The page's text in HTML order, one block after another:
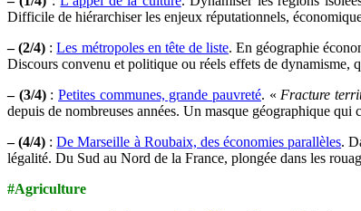
Difficile de hiérarchiser les enjeux réputationnels,
– (2/4) :Les métropoles en tête de liste. En géographie
Discours convenu et politique ou réels effets de dynamisme,
– (3/4): Petites communes, grande pauvreté. « Fracture
depuis de nombreuses années. Un masque géographique qui
– (4/4) :De Marseille à Roubaix, des économies parallèles.
légalité. Du Sud au Nord de la France, plongée dans les
#Agriculture